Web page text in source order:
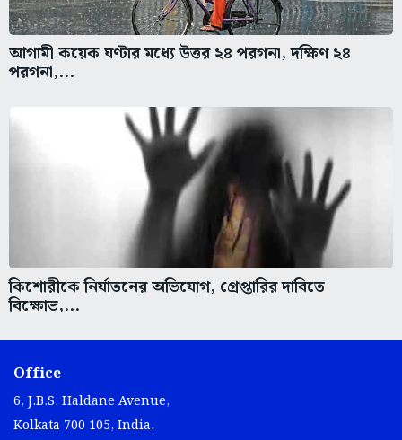
আগামী কয়েক ঘণ্টার মধ্যে উত্তর ২৪ পরগনা, দক্ষিণ ২৪
পরগনা,...
কিশোরীকে নির্যাতনের অভিযোগ, গ্রেপ্তারির দাবিতে
বিক্ষোভ,...
Office
6, J.B.S. Haldane Avenue,
Kolkata 700 105, India.